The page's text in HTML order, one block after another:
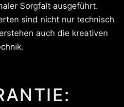
Sorgfalt ausgeführt.
sind nicht nur technisch
auch die kreativen